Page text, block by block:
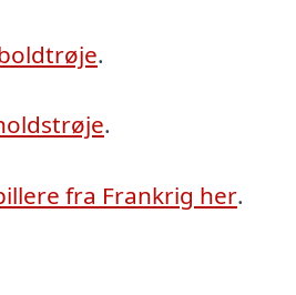
.
.
fra Frankrig her.